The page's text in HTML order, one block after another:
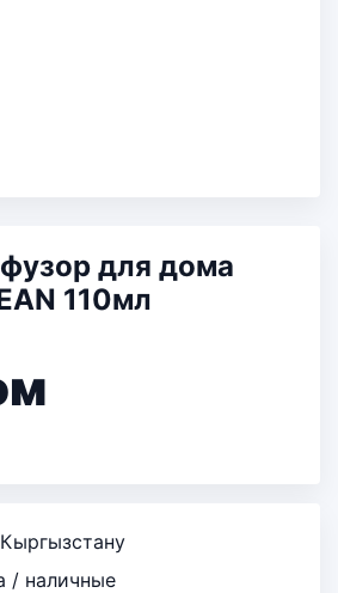
для дома
110мл
/ наличные